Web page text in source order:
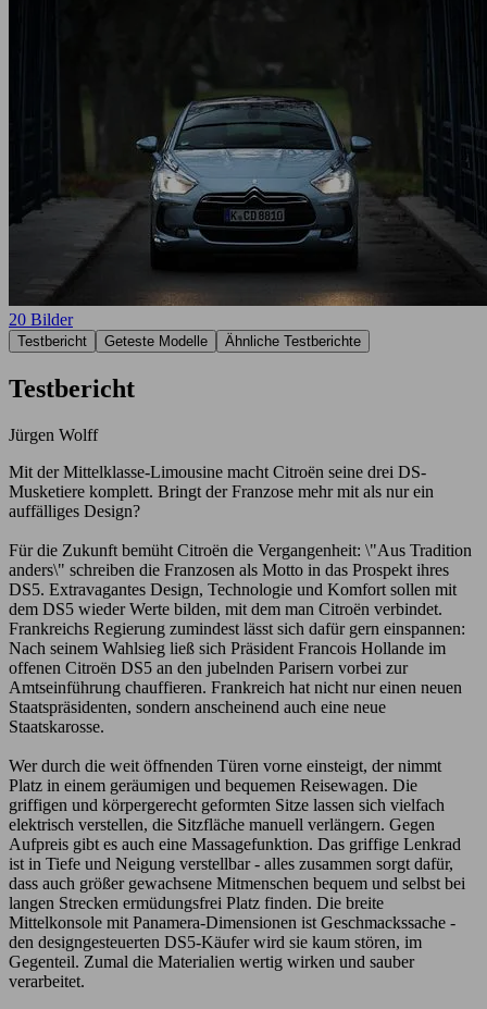
20 Bilder
Testbericht Geteste Modelle Ähnliche Testberichte
Testbericht
Jürgen Wolff
Mit der Mittelklasse-Limousine macht Citroën seine drei DS-
Musketiere komplett. Bringt der Franzose mehr mit als nur ein
auffälliges Design?
Für die Zukunft bemüht Citroën die Vergangenheit: \"Aus Tradition
anders\" schreiben die Franzosen als Motto in das Prospekt ihres
DS5. Extravagantes Design, Technologie und Komfort sollen mit
dem DS5 wieder Werte bilden, mit dem man Citroën verbindet.
Frankreichs Regierung zumindest lässt sich dafür gern einspannen:
Nach seinem Wahlsieg ließ sich Präsident Francois Hollande im
offenen Citroën DS5 an den jubelnden Parisern vorbei zur
Amtseinführung chauffieren. Frankreich hat nicht nur einen neuen
Staatspräsidenten, sondern anscheinend auch eine neue
Staatskarosse.
Wer durch die weit öffnenden Türen vorne einsteigt, der nimmt
Platz in einem geräumigen und bequemen Reisewagen. Die
griffigen und körpergerecht geformten Sitze lassen sich vielfach
elektrisch verstellen, die Sitzfläche manuell verlängern. Gegen
Aufpreis gibt es auch eine Massagefunktion. Das griffige Lenkrad
ist in Tiefe und Neigung verstellbar - alles zusammen sorgt dafür,
dass auch größer gewachsene Mitmenschen bequem und selbst bei
langen Strecken ermüdungsfrei Platz finden. Die breite
Mittelkonsole mit Panamera-Dimensionen ist Geschmackssache -
den designgesteuerten DS5-Käufer wird sie kaum stören, im
Gegenteil. Zumal die Materialien wertig wirken und sauber
verarbeitet.